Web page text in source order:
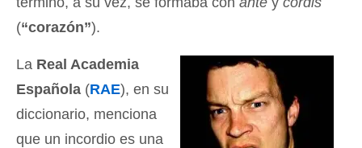
(“corazón”).
La Real Academia
Española (RAE), en su
diccionario, menciona
que un incordio es una